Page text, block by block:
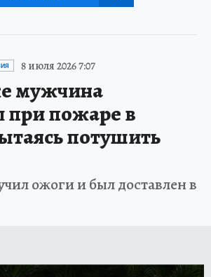
8 июля 2026 7:07
мужчина
при пожаре в
потушить
ожоги и был доставлен в